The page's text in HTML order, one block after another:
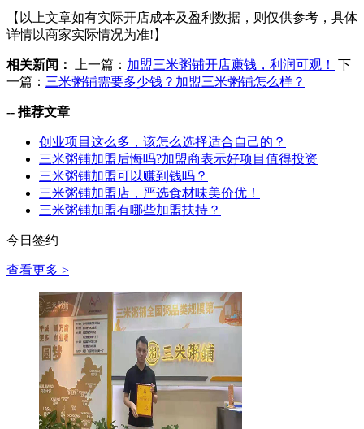
【以上文章如有实际开店成本及盈利数据，则仅供参考，具体
详情以商家实际情况为准!】
相关新闻： 上一篇： 加盟三米粥铺开店赚钱，利润可观！
下
一篇： 三米粥铺需要多少钱？加盟三米粥铺怎么样？
-- 推荐文章
创业项目这么多，该怎么选择适合自己的？
三米粥铺加盟后悔吗?加盟商表示好项目值得投资
三米粥铺加盟可以赚到钱吗？
三米粥铺加盟店，严选食材味美价优！
三米粥铺加盟有哪些加盟扶持？
今日签约
查看更多 >